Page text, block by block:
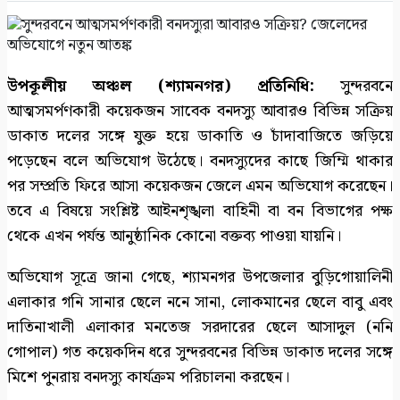
উপকূলীয় অঞ্চল (শ্যামনগর) প্রতিনিধি: সুন্দরবনে
আত্মসমর্পণকারী কয়েকজন সাবেক বনদস্যু আবারও বিভিন্ন সক্রিয়
ডাকাত দলের সঙ্গে যুক্ত হয়ে ডাকাতি ও চাঁদাবাজিতে জড়িয়ে
পড়েছেন বলে অভিযোগ উঠেছে। বনদস্যুদের কাছে জিম্মি থাকার
পর সম্প্রতি ফিরে আসা কয়েকজন জেলে এমন অভিযোগ করেছেন।
তবে এ বিষয়ে সংশ্লিষ্ট আইনশৃঙ্খলা বাহিনী বা বন বিভাগের পক্ষ
থেকে এখন পর্যন্ত আনুষ্ঠানিক কোনো বক্তব্য পাওয়া যায়নি।
অভিযোগ সূত্রে জানা গেছে, শ্যামনগর উপজেলার বুড়িগোয়ালিনী
এলাকার গনি সানার ছেলে ননে সানা, লোকমানের ছেলে বাবু এবং
দাতিনাখালী এলাকার মনতেজ সরদারের ছেলে আসাদুল (ননি
গোপাল) গত কয়েকদিন ধরে সুন্দরবনের বিভিন্ন ডাকাত দলের সঙ্গে
মিশে পুনরায় বনদস্যু কার্যক্রম পরিচালনা করছেন।